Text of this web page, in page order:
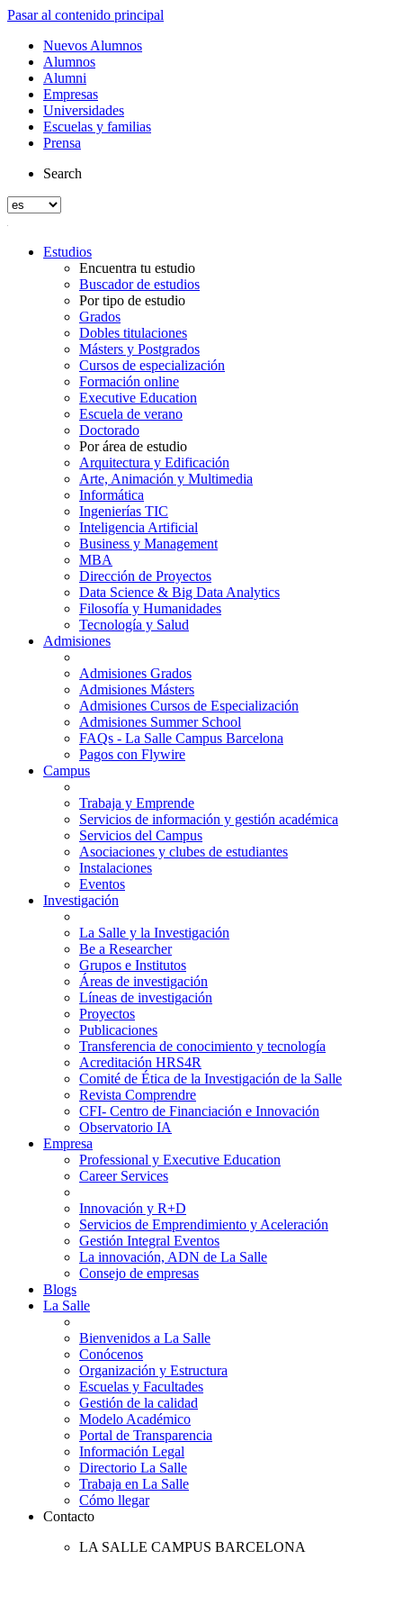
Pasar al contenido principal
Nuevos Alumnos
Alumnos
Alumni
Empresas
Universidades
Escuelas y familias
Prensa
Search
Estudios
Encuentra tu estudio
Buscador de estudios
Por tipo de estudio
Grados
Dobles titulaciones
Másters y Postgrados
Cursos de especialización
Formación online
Executive Education
Escuela de verano
Doctorado
Por área de estudio
Arquitectura y Edificación
Arte, Animación y Multimedia
Informática
Ingenierías TIC
Inteligencia Artificial
Business y Management
MBA
Dirección de Proyectos
Data Science & Big Data Analytics
Filosofía y Humanidades
Tecnología y Salud
Admisiones
Admisiones Grados
Admisiones Másters
Admisiones Cursos de Especialización
Admisiones Summer School
FAQs - La Salle Campus Barcelona
Pagos con Flywire
Campus
Trabaja y Emprende
Servicios de información y gestión académica
Servicios del Campus
Asociaciones y clubes de estudiantes
Instalaciones
Eventos
Investigación
La Salle y la Investigación
Be a Researcher
Grupos e Institutos
Áreas de investigación
Líneas de investigación
Proyectos
Publicaciones
Transferencia de conocimiento y tecnología
Acreditación HRS4R
Comité de Ética de la Investigación de la Salle
Revista Comprendre
CFI- Centro de Financiación e Innovación
Observatorio IA
Empresa
Professional y Executive Education
Career Services
Innovación y R+D
Servicios de Emprendimiento y Aceleración
Gestión Integral Eventos
La innovación, ADN de La Salle
Consejo de empresas
Blogs
La Salle
Bienvenidos a La Salle
Conócenos
Organización y Estructura
Escuelas y Facultades
Gestión de la calidad
Modelo Académico
Portal de Transparencia
Información Legal
Directorio La Salle
Trabaja en La Salle
Cómo llegar
Contacto
LA SALLE CAMPUS BARCELONA